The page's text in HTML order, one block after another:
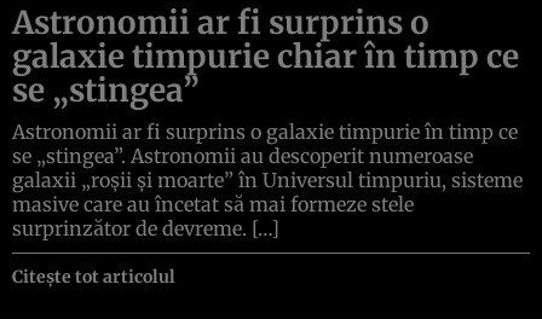
Astronomii ar fi surprins o
galaxie timpurie chiar în timp ce
se „stingea”
Astronomii ar fi surprins o galaxie timpurie în timp ce
se „stingea”. Astronomii au descoperit numeroase
galaxii „roșii și moarte” în Universul timpuriu, sisteme
masive care au încetat să mai formeze stele
surprinzător de devreme. […]
Citește tot articolul